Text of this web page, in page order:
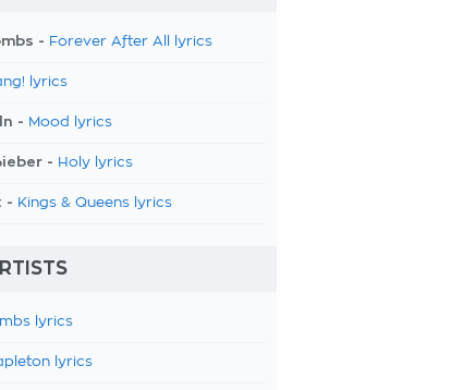
- Forever After All lyrics
lyrics
- Mood lyrics
- Holy lyrics
- Kings & Queens lyrics
lyrics
lyrics